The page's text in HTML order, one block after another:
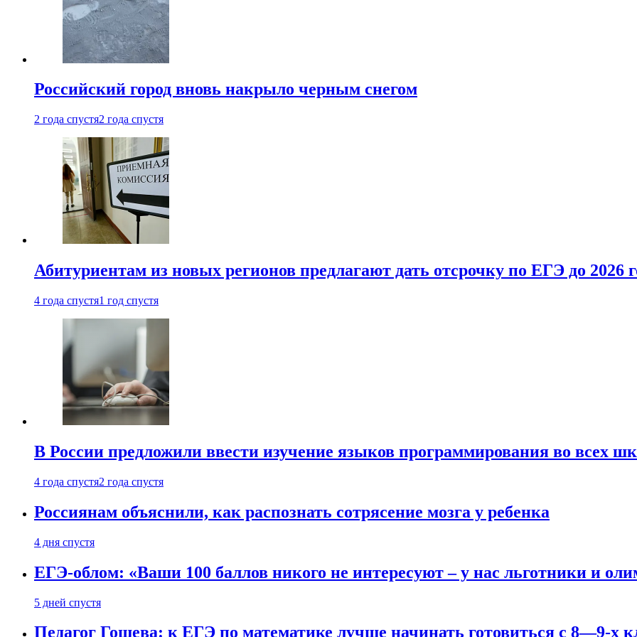
Российский город вновь накрыло черным снегом
2 года спустя2 года спустя
Абитуриентам из новых регионов предлагают дать отсрочку по ЕГЭ до 2026
4 года спустя1 год спустя
В России предложили ввести изучение языков программирования во всех
4 года спустя2 года спустя
Россиянам объяснили, как распознать сотрясение мозга у ребенка
4 дня спустя
ЕГЭ-облом: «Ваши 100 баллов никого не интересуют – у нас льготники и
5 дней спустя
Педагог Гошева: к ЕГЭ по математике лучше начинать готовиться с 8—9-х